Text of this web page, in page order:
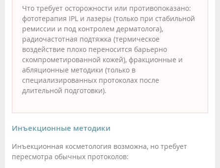
Что требует осторожности или противопоказано:
фототерапия IPL и лазеры (только при стабильной
ремиссии и под контролем дерматолога),
радиочастотная подтяжка (термическое
воздействие плохо переносится барьерно
скомпрометированной кожей), фракционные и
абляционные методики (только в
специализированных протоколах после
длительной подготовки).
Инъекционные методики
Инъекционная косметология возможна, но требует
пересмотра обычных протоколов: